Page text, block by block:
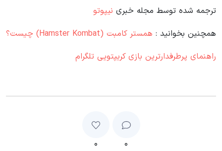
ترجمه شده توسط مجله خبری نیپوتو
همچنین بخوانید :
همستر کامبت (Hamster Kombat) چیست؟
راهنمای پرطرفدارترین بازی کریپتویی تلگرام
۰ ۰